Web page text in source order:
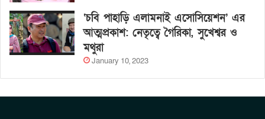
‘চবি পাহাড়ি এলামনাই এসোসিয়েশন’ এর
আত্মপ্রকাশ: নেতৃত্বে গৈরিকা, সুখেশ্বর ও
মথুরা
January 10, 2023